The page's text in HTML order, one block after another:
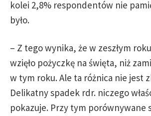
kolei 2,8% respondentów nie
było.
– Z tego wynika, że w zeszłym
wzięło pożyczkę na święta, niż
w tym roku. Ale ta różnica nie jest
Delikatny spadek rdr. niczego
pokazuje. Przy tym porównywane